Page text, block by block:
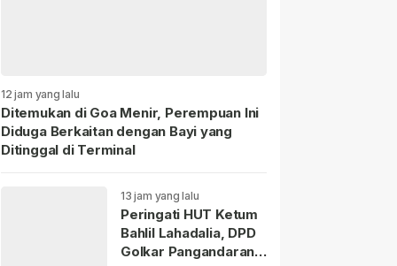
12 jam yang lalu
Ditemukan di Goa Menir, Perempuan Ini
Diduga Berkaitan dengan Bayi yang
Ditinggal di Terminal
13 jam yang lalu
Peringati HUT Ketum
Bahlil Lahadalia, DPD
Golkar Pangandaran